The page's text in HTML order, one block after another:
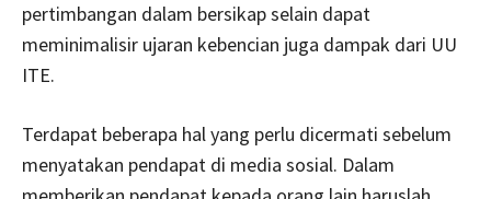
pertimbangan dalam bersikap selain dapat
meminimalisir ujaran kebencian juga dampak dari UU
ITE.
Terdapat beberapa hal yang perlu dicermati sebelum
menyatakan pendapat di media sosial. Dalam